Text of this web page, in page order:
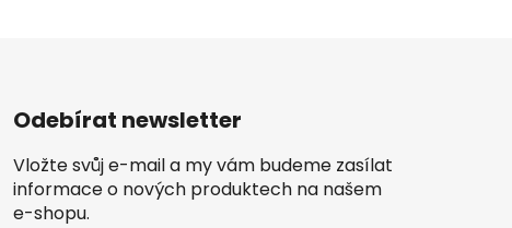
Odebírat newsletter
Vložte svůj e-mail a my vám budeme zasílat
informace o nových produktech na našem
e-shopu.